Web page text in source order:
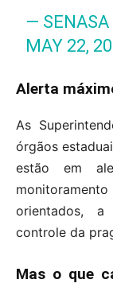
— SENASA
MAY 22,
Alerta
As
órgãos
estão em
orientados,
controle da
Mas o que